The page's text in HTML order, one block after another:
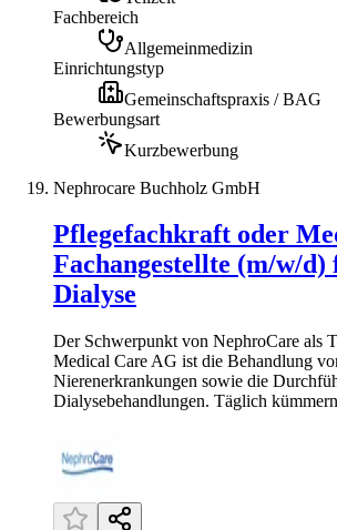
Fachbereich
Allgemeinmedizin
Einrichtungstyp
Gemeinschaftspraxis / BAG
Bewerbungsart
Kurzbewerbung
Nephrocare Buchholz GmbH
Pflegefachkraft oder
Fachangestellte (m/w/d)
Dialyse
Der Schwerpunkt von NephroCare als
Medical Care AG ist die Behandlung
Nierenerkrankungen sowie die
Dialysebehandlungen. Täglich